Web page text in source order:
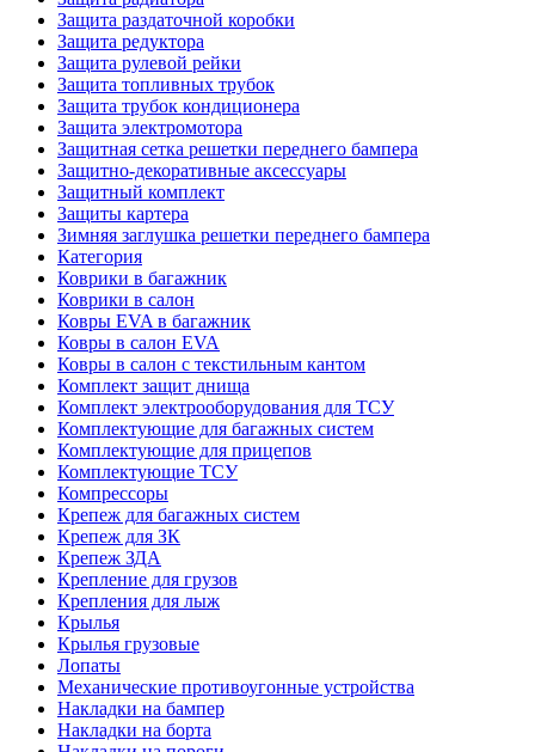
Защита раздаточной коробки
Защита редуктора
Защита рулевой рейки
Защита топливных трубок
Защита трубок кондиционера
Защита электромотора
Защитная сетка решетки переднего бампера
Защитно-декоративные аксессуары
Защитный комплект
Защиты картера
Зимняя заглушка решетки переднего бампера
Категория
Коврики в багажник
Коврики в салон
Ковры EVA в багажник
Ковры в салон EVA
Ковры в салон с текстильным кантом
Комплект защит днища
Комплект электрооборудования для ТСУ
Комплектующие для багажных систем
Комплектующие для прицепов
Комплектующие ТСУ
Компрессоры
Крепеж для багажных систем
Крепеж для ЗК
Крепеж ЗДА
Крепление для грузов
Крепления для лыж
Крылья
Крылья грузовые
Лопаты
Механические противоугонные устройства
Накладки на бампер
Накладки на борта